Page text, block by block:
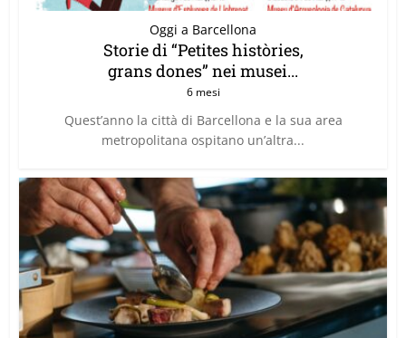
Oggi a Barcellona
Storie di “Petites històries,
grans dones” nei musei...
6 mesi
Quest’anno la città di Barcellona e la sua area
metropolitana ospitano un’altra...